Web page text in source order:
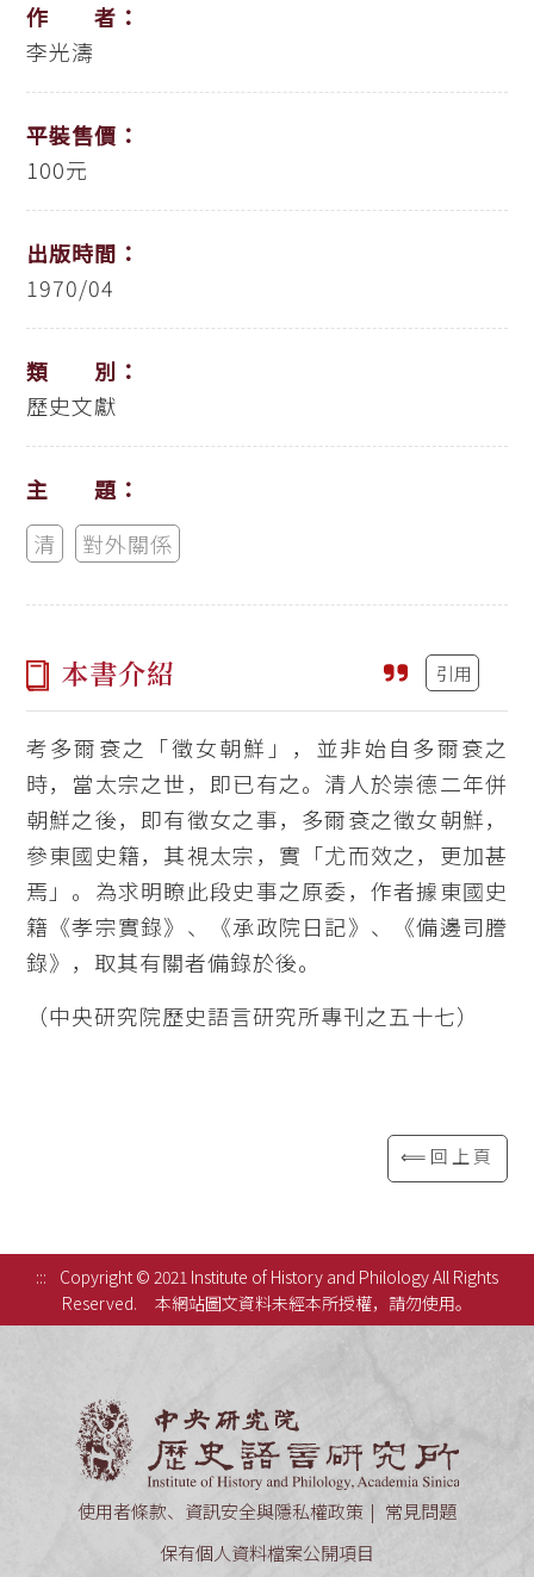
作 者：
李光濤
平裝售價：
100元
出版時間：
1970/04
類 別：
歷史文獻
主 題：
清
對外關係
本書介紹 引用
考多爾袞之「徵女朝鮮」，並非始自多爾袞之
時，當太宗之世，即已有之。清人於崇德二年併
朝鮮之後，即有徵女之事，多爾袞之徵女朝鮮，
參東國史籍，其視太宗，實「尤而效之，更加甚
焉」。為求明瞭此段史事之原委，作者據東國史
籍《孝宗實錄》、《承政院日記》、《備邊司謄
錄》，取其有關者備錄於後。
（中央研究院歷史語言研究所專刊之五十七）
⟸回上頁
:::
Copyright © 2021 Institute of History and Philology All Rights
Reserved.
本網站圖文資料未經本所授權，請勿使用。
使用者條款、資訊安全與隱私權政策
常見問題
保有個人資料檔案公開項目